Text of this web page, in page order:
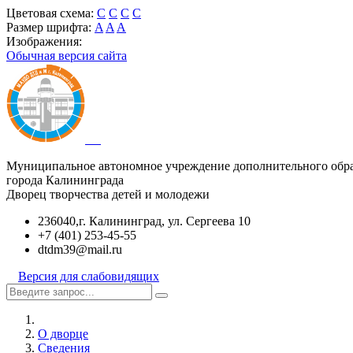
Цветовая схема: C C C C
Размер шрифта: A A A
Изображения:
Обычная версия сайта
Муниципальное автономное учреждение дополнительного
города Калининграда
Дворец творчества детей и молодежи
236040,г. Калининград, ул. Сергеева 10
+7 (401) 253-45-55
dtdm39@mail.ru
Версия для слабовидящих
О дворце
Сведения